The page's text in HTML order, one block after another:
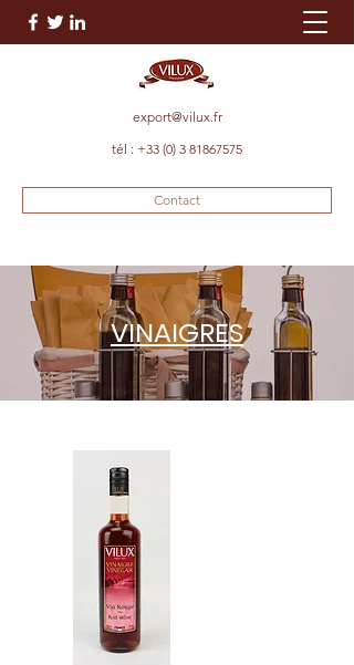
export@vilux.fr
tél : +33 (0) 3 81867575
Contact
VINAIGRES